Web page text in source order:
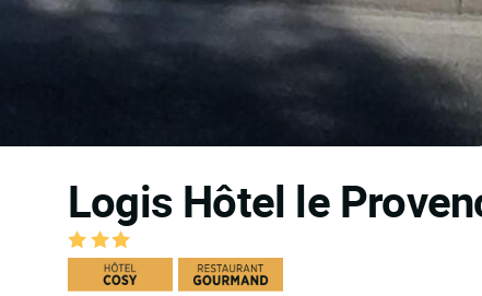
Logis Hôtel le